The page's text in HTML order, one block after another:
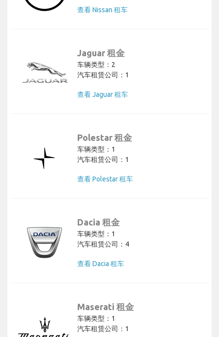
查看 Nissan 租车
Jaguar 租金
车辆类型：2
汽车租赁公司：1
查看 Jaguar 租车
Polestar 租金
车辆类型：1
汽车租赁公司：1
查看 Polestar 租车
Dacia 租金
车辆类型：1
汽车租赁公司：4
查看 Dacia 租车
Maserati 租金
车辆类型：1
汽车租赁公司：1